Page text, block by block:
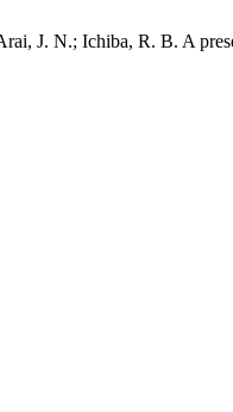
J. N.; Ichiba, R. B. A